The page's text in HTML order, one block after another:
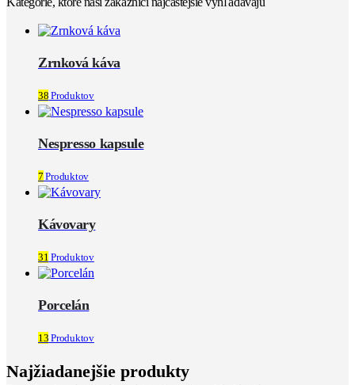
Zrnková káva
38 Produktov
Nespresso kapsule
7 Produktov
Kávovary
31 Produktov
Porcelán
13 Produktov
Najžiadanejšie produkty